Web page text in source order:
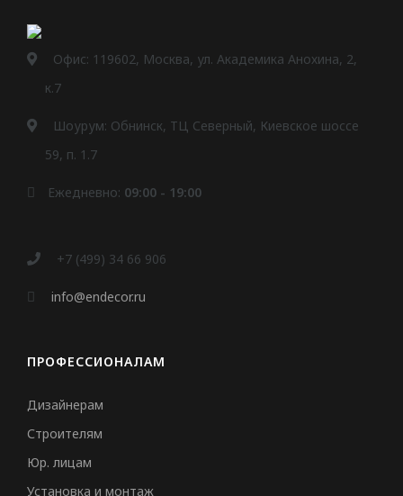
Офис: 119602, Москва, ул. Академика Анохина, 2,
к.7
Шоурум: Обнинск, ТЦ Северный, Киевское шоссе
59, п. 1.7
Ежедневно: 09:00 - 19:00
+7 (499) 34 66 906
info@endecor.ru
ПРОФЕССИОНАЛАМ
Дизайнерам
Строителям
Юр. лицам
Установка и монтаж